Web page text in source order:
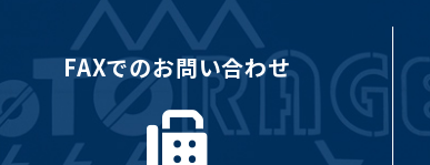
FAXでのお問い合わせ